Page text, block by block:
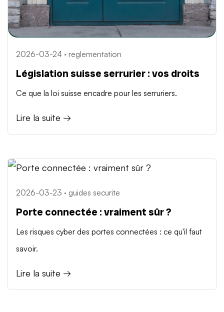
2026-03-24 · reglementation
Législation suisse serrurier : vos droits
Ce que la loi suisse encadre pour les serruriers.
Lire la suite →
2026-03-23 · guides securite
Porte connectée : vraiment sûr ?
Les risques cyber des portes connectées : ce qu'il faut
savoir.
Lire la suite →